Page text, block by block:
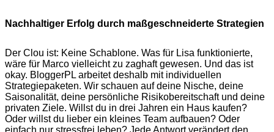
Nachhaltiger Erfolg durch maßgeschneiderte Strategien
Der Clou ist: Keine Schablone. Was für Lisa funktionierte,
wäre für Marco vielleicht zu zaghaft gewesen. Und das ist
okay. BloggerPL arbeitet deshalb mit individuellen
Strategiepaketen. Wir schauen auf deine Nische, deine
Saisonalität, deine persönliche Risikobereitschaft und deine
privaten Ziele. Willst du in drei Jahren ein Haus kaufen?
Oder willst du lieber ein kleines Team aufbauen? Oder
einfach nur stressfrei leben? Jede Antwort verändert den